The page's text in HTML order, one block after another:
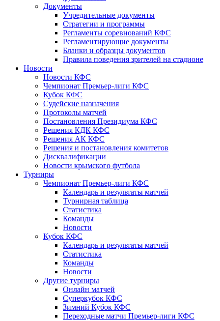
Документы
Учредительные документы
Стратегии и программы
Регламенты соревнований КФС
Регламентирующие документы
Бланки и образцы документов
Правила поведения зрителей на стадионе
Новости
Новости КФС
Чемпионат Премьер-лиги КФС
Кубок КФС
Судейские назначения
Протоколы матчей
Постановления Президиума КФС
Решения КДК КФС
Решения АК КФС
Решения и постановления комитетов
Дисквалификации
Новости крымского футбола
Турниры
Чемпионат Премьер-лиги КФС
Календарь и результаты матчей
Турнирная таблица
Статистика
Команды
Новости
Кубок КФС
Календарь и результаты матчей
Статистика
Команды
Новости
Другие турниры
Онлайн матчей
Суперкубок КФС
Зимний Кубок КФС
Переходные матчи Премьер-лиги КФС